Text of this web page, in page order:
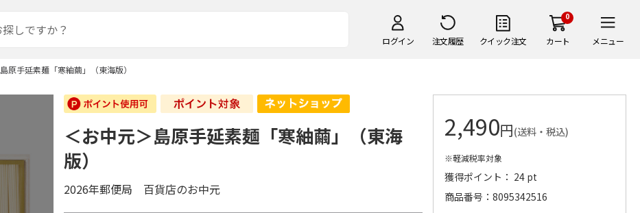
ログイン 注文履歴 クイック注文
0
カート メニュー
原手延素麺「寒紬繭」（東海版）
＜お中元＞島原手延素麺「寒紬繭」（東海
版）
2026年郵便局 百貨店のお中元
2,490円(送料・税込)
※軽減税率対象
獲得ポイント： 24 pt
商品番号
8095342516